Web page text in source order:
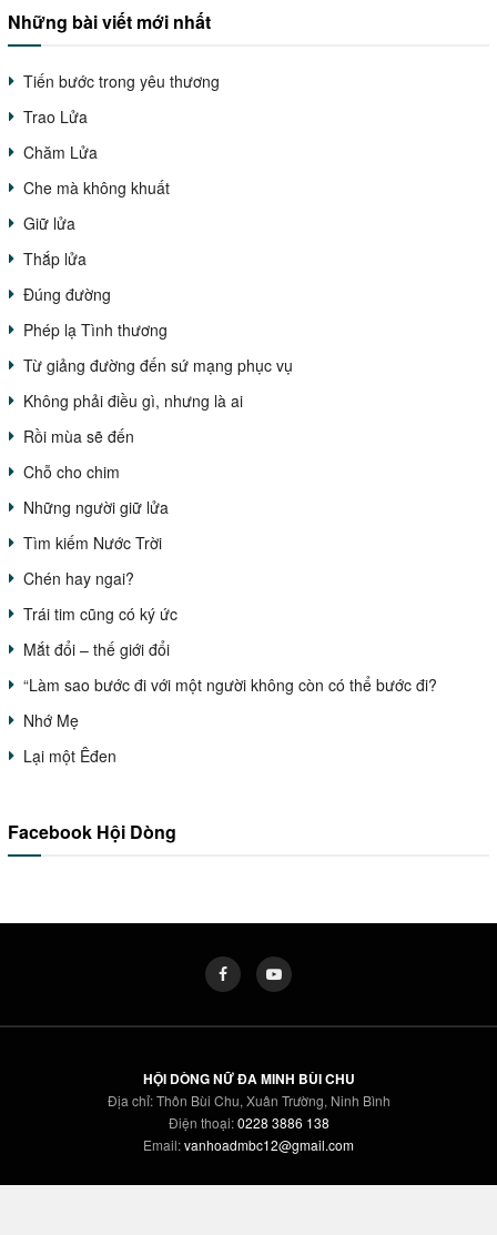
Những bài viết mới nhất
Tiến bước trong yêu thương
Trao Lửa
Chăm Lửa
Che mà không khuất
Giữ lửa
Thắp lửa
Đúng đường
Phép lạ Tình thương
Từ giảng đường đến sứ mạng phục vụ
Không phải điều gì, nhưng là ai
Rồi mùa sẽ đến
Chỗ cho chim
Những người giữ lửa
Tìm kiếm Nước Trời
Chén hay ngai?
Trái tim cũng có ký ức
Mắt đổi – thế giới đổi
“Làm sao bước đi với một người không còn có thể bước đi?
Nhớ Mẹ
Lại một Êđen
Facebook Hội Dòng
HỘI DÒNG NỮ ĐA MINH BÙI CHU
Địa chỉ: Thôn Bùi Chu, Xuân Trường, Ninh Bình
Điện thoại:0228 3886 138
Email:vanhoadmbc12@gmail.com